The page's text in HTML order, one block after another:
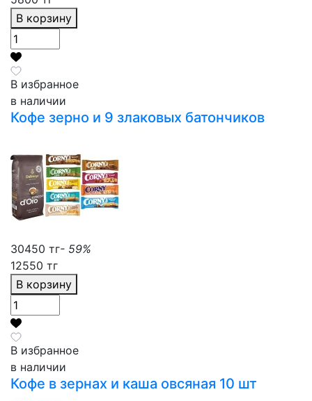
В корзину
В избранное
в наличии
Кофе зерно и 9 злаковых батончиков
30450 тг- 59%
12550 тг
В корзину
В избранное
в наличии
Кофе в зернах и каша овсяная 10 шт